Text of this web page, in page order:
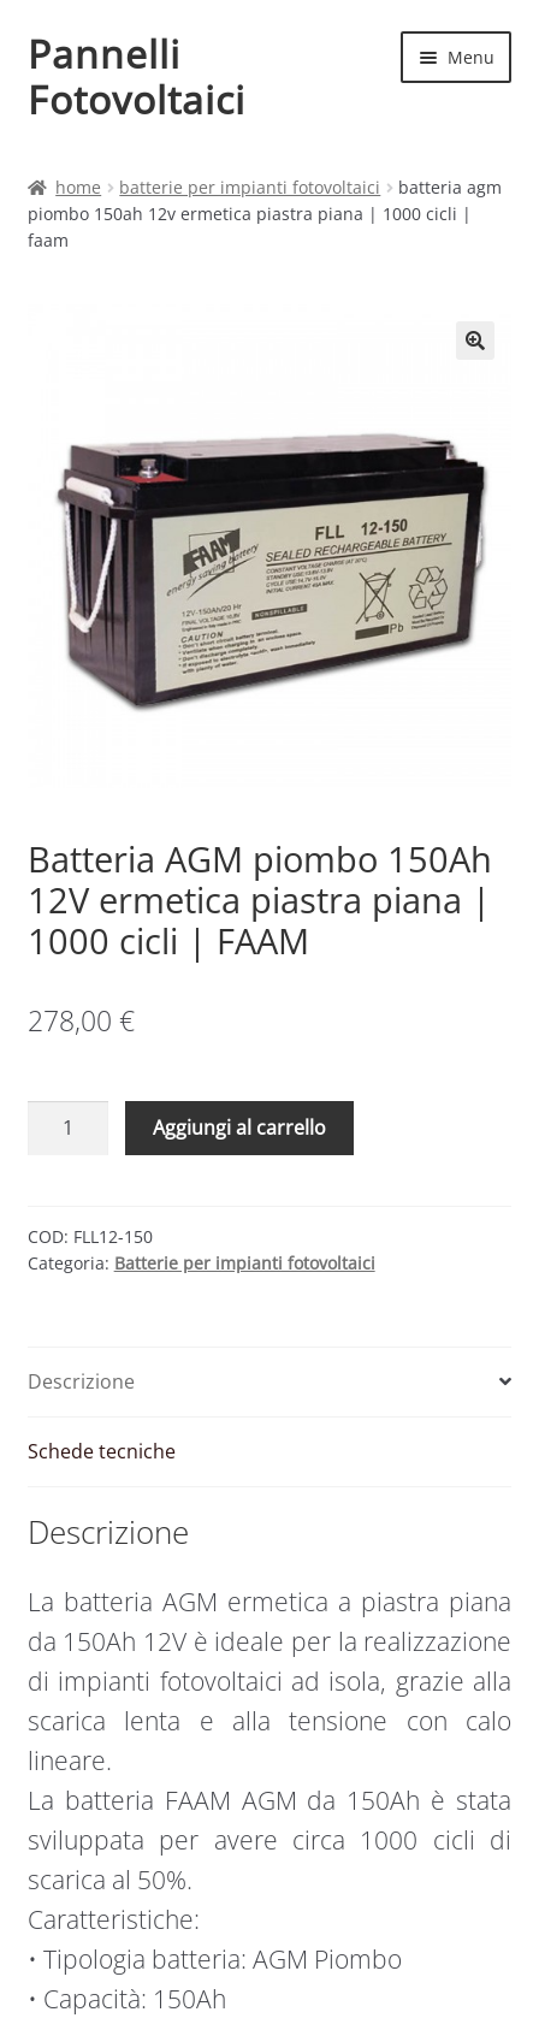
Vai
alla
navigazione
Vai
al
contenuto
Pannelli
Fotovoltaici
Menu
Cart
My account
Produttori
Sample Page
Shop
home batterie per impianti fotovoltaici
batteria agm
piombo 150ah 12v ermetica piastra piana | 1000 cicli |
faam
Batteria AGM piombo 150Ah
12V ermetica piastra piana |
1000 cicli | FAAM
278,00 €
Batteria
12V
ermetica
1000
|
Aggiungi al carrello
COD: FLL12-150
Categoria: Batterie per impianti fotovoltaici
Descrizione
Schede tecniche
Descrizione
La batteria AGM ermetica a piastra piana
da 150Ah 12V è ideale per la realizzazione
di impianti fotovoltaici ad isola, grazie alla
scarica lenta e alla tensione con calo
lineare.
La batteria FAAM AGM da 150Ah è stata
sviluppata per avere circa 1000 cicli di
scarica al 50%.
Caratteristiche:
• Tipologia batteria: AGM Piombo
• Capacità: 150Ah